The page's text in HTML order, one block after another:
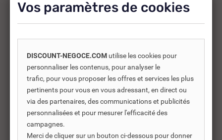
Vos paramètres de cookies
DISCOUNT-NEGOCE.COM utilise les cookies pour
personnaliser les contenus, pour analyser le
trafic, pour vous proposer les offres et services les plus
pertinents pour vous en vous adressant, en direct ou
via des partenaires, des communications et publicités
personnalisées et pour mesurer l'efficacité des
campagnes.
Merci de cliquer sur un bouton ci-dessous pour donner